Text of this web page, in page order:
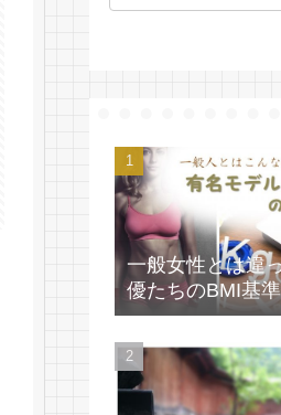
一般女性とは違
優たちのBMI基